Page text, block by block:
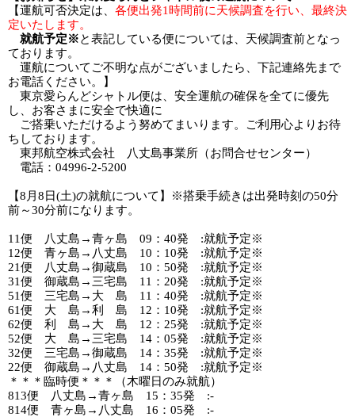
【運航可否決定は、 各便出発1時間前に天候調査を行い、最終決
定いたします。
就航予定※と表記している便については、天候調査前となっ
ております。
運航についてご不明な点がございましたら、下記連絡先まで
お電話ください。】
東京愛らんどシャトル便は、安全運航の確保を全てに優先
し、お客さまに安全で快適に
ご搭乗いただけるよう努めてまいります。ご利用心よりお待
ちしております。
東邦航空株式会社 八丈島事業所（お問合せセンター）
電話：04996-2-5200
【8月8日(土)の就航について】※搭乗手続きは出発時刻の50分
前～30分前になります。
11便 八丈島→青ヶ島 09：40発 :就航予定※
12便 青ヶ島→八丈島 10：10発 :就航予定※
21便 八丈島→御蔵島 10：50発 :就航予定※
31便 御蔵島→三宅島 11：20発 :就航予定※
51便 三宅島→大 島 11：40発 :就航予定※
61便 大 島→利 島 12：10発 :就航予定※
62便 利 島→大 島 12：25発 :就航予定※
52便 大 島→三宅島 14：05発 :就航予定※
32便 三宅島→御蔵島 14：35発 :就航予定※
22便 御蔵島→八丈島 14：50発 :就航予定※
＊＊＊臨時便＊＊＊（木曜日のみ就航）
813便 八丈島→青ヶ島 15：35発 :-
814便 青ヶ島→八丈島 16：05発 :-